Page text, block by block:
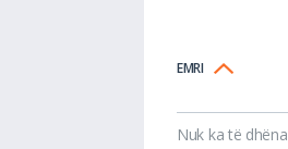
EMRI
Nuk ka të dhëna